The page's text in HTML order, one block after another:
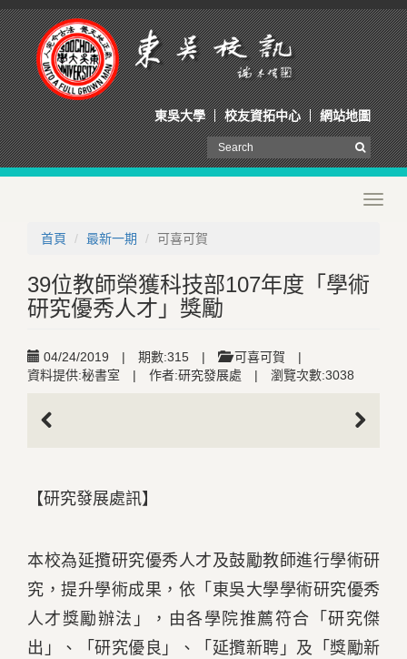
東吳大學 校友資拓中心 網站地圖
首頁
最新一期 可喜可賀
39位教師榮獲科技部107年度「學術
研究優秀人才」獎勵
04/24/2019 | 期數:315 | 可喜可賀
|
資料提供:秘書室
| 作者:研究發展處 | 瀏覽次數:3038
【研究發展處訊】
本校為延攬研究優秀人才及鼓勵教師進行學術研
究，提升學術成果，依「東吳大學學術研究優秀
人才獎勵辦法」，由各學院推薦符合「研究傑
出」、「研究優良」、「延攬新聘」及「獎勵新